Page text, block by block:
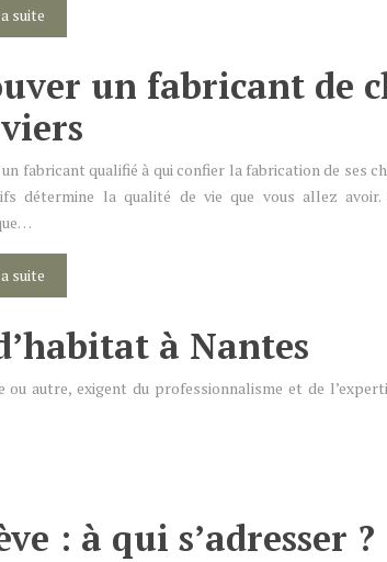
suite
un fabricant de
fabricant qualifié à qui confier la fabrication de ses
détermine la qualité de vie que vous allez
suite
à Nantes
autre, exigent du professionnalisme et de
: à qui s’adresser ?